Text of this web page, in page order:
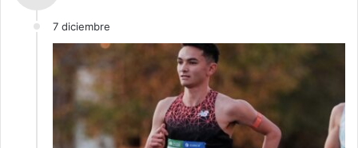
7 diciembre